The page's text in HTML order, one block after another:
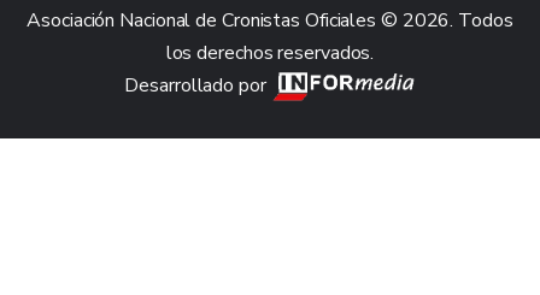
Asociación Nacional de Cronistas Oficiales © 2026. Todos
los derechos reservados.
Desarrollado por